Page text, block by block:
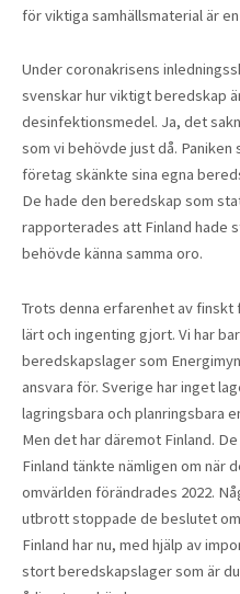
för viktiga samhällsmaterial är
Under coronakrisens
svenskar hur viktigt beredskap
desinfektionsmedel. Ja, det
som vi behövde just då.
företag skänkte sina egna
De hade den beredskap som
rapporterades att Finland hade
behövde känna samma oro.
Trots denna erfarenhet av
lärt och ingenting gjort. Vi har
beredskapslager som
ansvara för. Sverige har inget
lagringsbara och planringsbara
Men det har däremot Finland.
Finland tänkte nämligen om när
omvärlden förändrades 2022.
utbrott stoppade de beslutet
Finland har nu, med hjälp av
stort beredskapslager som är